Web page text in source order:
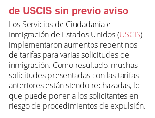
de USCIS sin previo aviso
Los Servicios de Ciudadanía e
Inmigración de Estados Unidos (USCIS)
implementaron aumentos repentinos
de tarifas para varias solicitudes de
inmigración. Como resultado, muchas
solicitudes presentadas con las tarifas
anteriores están siendo rechazadas, lo
que puede poner a los solicitantes en
riesgo de procedimientos de expulsión.